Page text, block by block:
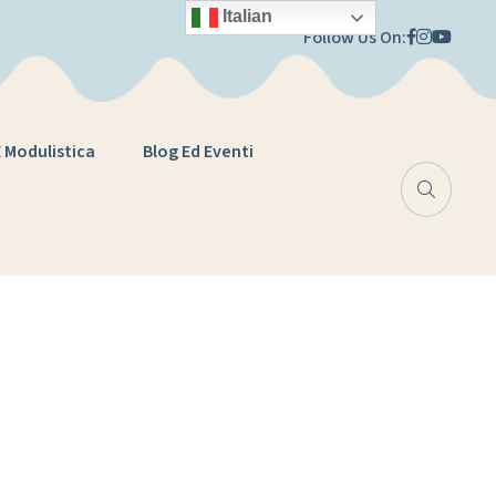
Follow Us On:
Modulistica Blog Ed Eventi
Italian